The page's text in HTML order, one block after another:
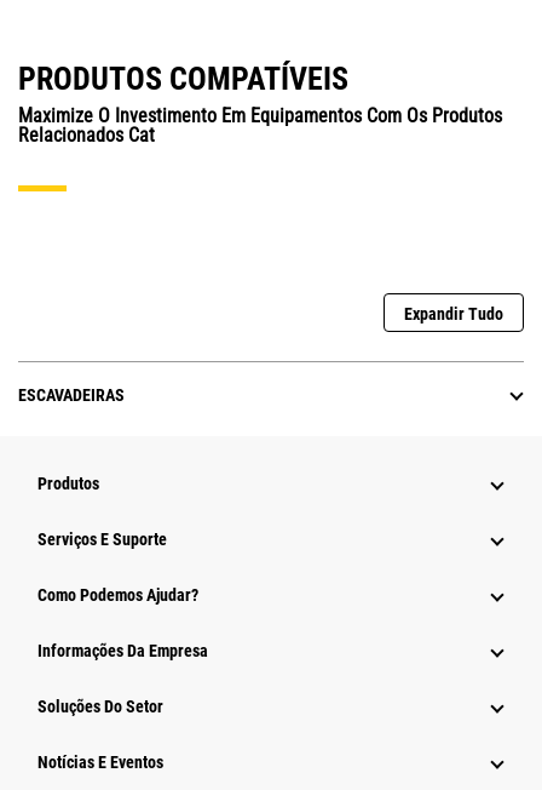
PRODUTOS COMPATÍVEIS
Maximize O Investimento Em Equipamentos Com Os Produtos
Relacionados Cat
Expandir Tudo
ESCAVADEIRAS
Produtos
Serviços E Suporte
Como Podemos Ajudar?
Informações Da Empresa
Soluções Do Setor
Notícias E Eventos